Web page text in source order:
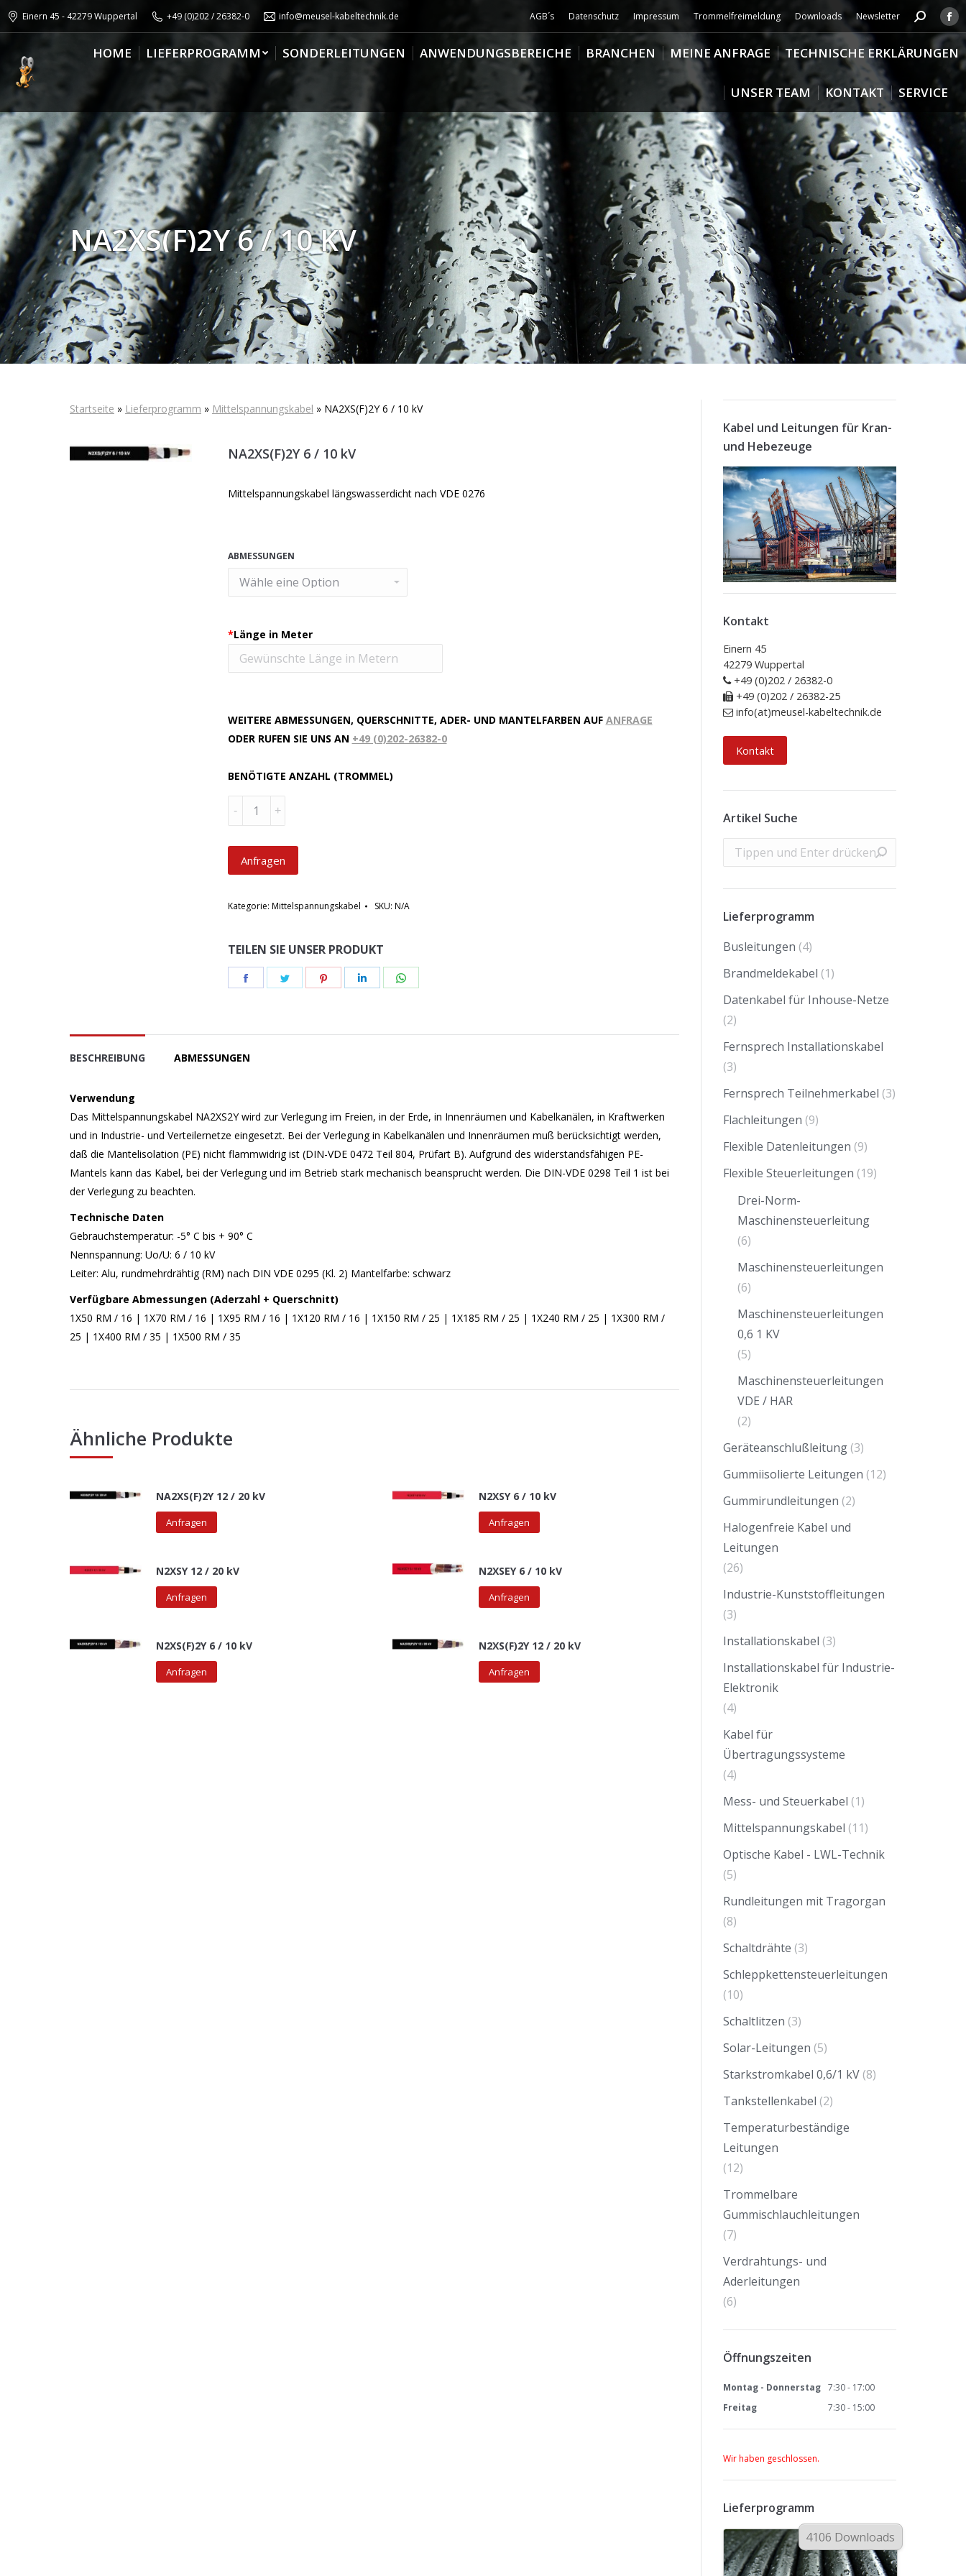
Einern 45 - 42279 Wuppertal +49 (0)202 / 26382-0 info@meusel-kabeltechnik.de AGB´s Datenschutz Impressum Trommelfreimeldung Downloads Newsletter Search:
HOME LIEFERPROGRAMM SONDERLEITUNGEN ANWENDUNGSBEREICHE BRANCHEN MEINE ANFRAGE TECHNISCHE ERKLÄRUNGEN
UNSER TEAM KONTAKT SERVICE
NA2XS(F)2Y 6 / 10 KV
Startseite » Lieferprogramm » Mittelspannungskabel » NA2XS(F)2Y 6 / 10 kV
NA2XS(F)2Y 6 / 10 kV
Mittelspannungskabel längswasserdicht nach VDE 0276
ABMESSUNGEN
*Länge in Meter
WEITERE ABMESSUNGEN, QUERSCHNITTE, ADER- UND MANTELFARBEN AUF ANFRAGE
ODER RUFEN SIE UNS AN +49 (0)202-26382-0
BENÖTIGTE ANZAHL (TROMMEL)
Menge
Anfragen
Kategorie: Mittelspannungskabel SKU: N/A
TEILEN SIE UNSER PRODUKT
Teilen
Teilen
Teilen
Teilen
BESCHREIBUNG ABMESSUNGEN
Verwendung
Das Mittelspannungskabel NA2XS2Y wird zur Verlegung im Freien, in der Erde, in Innenräumen und Kabelkanälen, in Kraftwerken
und in Industrie- und Verteilernetze eingesetzt. Bei der Verlegung in Kabelkanälen und Innenräumen muß berücksichtigt werden,
daß die Mantelisolation (PE) nicht flammwidrig ist (DIN-VDE 0472 Teil 804, Prüfart B). Aufgrund des widerstandsfähigen PE-
Mantels kann das Kabel, bei der Verlegung und im Betrieb stark mechanisch beansprucht werden. Die DIN-VDE 0298 Teil 1 ist bei
der Verlegung zu beachten.
Technische Daten
Gebrauchstemperatur: -5° C bis + 90° C
Nennspannung: Uo/U: 6 / 10 kV
Leiter: Alu, rundmehrdrähtig (RM) nach DIN VDE 0295 (Kl. 2) Mantelfarbe: schwarz
Verfügbare Abmessungen (Aderzahl + Querschnitt)
1X50 RM / 16 | 1X70 RM / 16 | 1X95 RM / 16 | 1X120 RM / 16 | 1X150 RM / 25 | 1X185 RM / 25 | 1X240 RM / 25 | 1X300 RM /
25 | 1X400 RM / 35 | 1X500 RM / 35
Ähnliche Produkte
NA2XS(F)2Y 12 / 20 kV
Anfragen
N2XSY 6 / 10 kV
Anfragen
N2XSY 12 / 20 kV
Anfragen
N2XSEY 6 / 10 kV
Anfragen
N2XS(F)2Y 6 / 10 kV
Anfragen
N2XS(F)2Y 12 / 20 kV
Anfragen
Kabel und Leitungen für Kran-
und Hebezeuge
Kontakt
Einern 45
42279 Wuppertal
+49 (0)202 / 26382-0
+49 (0)202 / 26382-25
info(at)meusel-kabeltechnik.de
Kontakt
Artikel Suche
Search:
Lieferprogramm
Busleitungen (4)
Brandmeldekabel (1)
Datenkabel für Inhouse-Netze
(2)
Fernsprech Installationskabel
(3)
Fernsprech Teilnehmerkabel (3)
Flachleitungen (9)
Flexible Datenleitungen (9)
Flexible Steuerleitungen (19)
Drei-Norm-
Maschinensteuerleitung
(6)
Maschinensteuerleitungen
(6)
Maschinensteuerleitungen
0,6 1 KV
(5)
Maschinensteuerleitungen
VDE / HAR
(2)
Geräteanschlußleitung (3)
Gummiisolierte Leitungen (12)
Gummirundleitungen (2)
Halogenfreie Kabel und
Leitungen
(26)
Industrie-Kunststoffleitungen
(3)
Installationskabel (3)
Installationskabel für Industrie-
Elektronik
(4)
Kabel für
Übertragungssysteme
(4)
Mess- und Steuerkabel (1)
Mittelspannungskabel (11)
Optische Kabel - LWL-Technik
(5)
Rundleitungen mit Tragorgan
(8)
Schaltdrähte (3)
Schleppkettensteuerleitungen
(10)
Schaltlitzen (3)
Solar-Leitungen (5)
Starkstromkabel 0,6/1 kV (8)
Tankstellenkabel (2)
Temperaturbeständige
Leitungen
(12)
Trommelbare
Gummischlauchleitungen
(7)
Verdrahtungs- und
Aderleitungen
(6)
Öffnungszeiten
Montag - Donnerstag
7:30 - 17:00
Freitag
7:30 - 15:00
Wir haben geschlossen.
Lieferprogramm
4106 Downloads